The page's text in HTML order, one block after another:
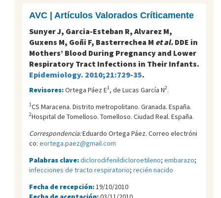
AVC | Artículos Valorados Críticamente
Sunyer J, Garcia-Esteban R, Alvarez M,
Guxens M, Goñi F, Basterrechea M et al. DDE in
Mothers’ Blood During Pregnancy and Lower
Respiratory Tract Infections in Their Infants.
Epidemiology. 2010;21:729-35.
Revisores:Ortega Páez E1, de Lucas García N2.
1CS Maracena. Distrito metropolitano. Granada. España.
2Hospital de Tomelloso. Tomelloso. Ciudad Real. España.
Correspondencia:Eduardo Ortega Páez. Correo electróni
co: eortega.paez@gmail.com
Palabras clave:diclorodifenildicloroetileno; embarazo;
infecciones de tracto respiratorio; recién nacido
Fecha de recepción: 19/10/2010